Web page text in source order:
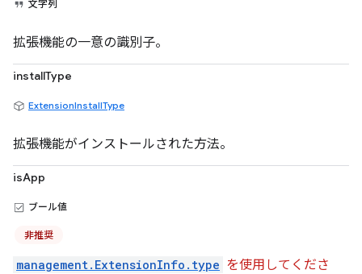
文字列
拡張機能の一意の識別子。
installType
ExtensionInstallType
拡張機能がインストールされた方法。
isApp
ブール値
非推奨
management.ExtensionInfo.type を使用してくださ